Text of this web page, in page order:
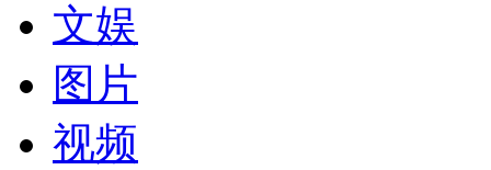
文娱
图片
视频